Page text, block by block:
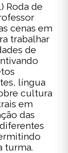
Roda de
cenas em
trabalhar
de
língua
cultura
em
das
turma.